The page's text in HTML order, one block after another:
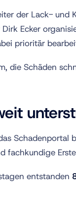
der Lack- und
Ecker
prioritär
die Schäden
entstanden